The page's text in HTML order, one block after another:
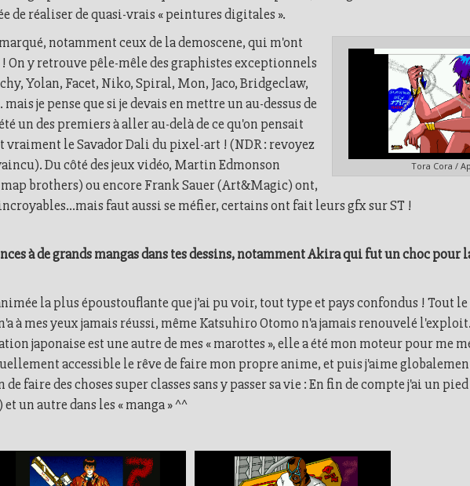
de réaliser de quasi-vrais « peintures digitales ».
Tora Cora /
notamment ceux de la demoscene, qui m'ont
On y retrouve pêle-mêle des graphistes exceptionnels
Yolan, Facet, Niko, Spiral, Mon, Jaco, Bridgeclaw,
je pense que si je devais en mettre un au-dessus de
un des premiers à aller au-delà de ce qu'on pensait
vraiment le Savador Dali du pixel-art ! (NDR : revoyez
Du côté des jeux vidéo, Martin Edmonson
brothers) ou encore Frank Sauer (Art&Magic) ont,
faut aussi se méfier, certains ont fait leurs gfx sur ST !
à de grands mangas dans tes dessins, notamment Akira qui fut un choc pour
la plus époustouflante que j’ai pu voir, tout type et pays confondus ! Tout le
à mes yeux jamais réussi, même Katsuhiro Otomo n'a jamais renouvelé
japonaise est une autre de mes « marottes », elle a été mon moteur pour me
accessible le rêve de faire mon propre anime, et puis j'aime
faire des choses super classes sans y passer sa vie : En fin de compte j'ai un
un autre dans les « manga » ^^